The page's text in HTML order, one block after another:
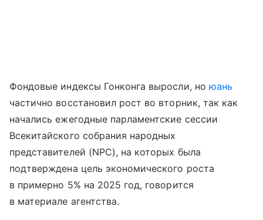
Фондовые индексы Гонконга выросли, но юань
частично восстановил рост во вторник, так как
начались ежегодные парламентские сессии
Всекитайского собрания народных
представителей (NPC), на которых была
подтверждена цель экономического роста
в примерно 5% на 2025 год, говорится
в материале агентства.